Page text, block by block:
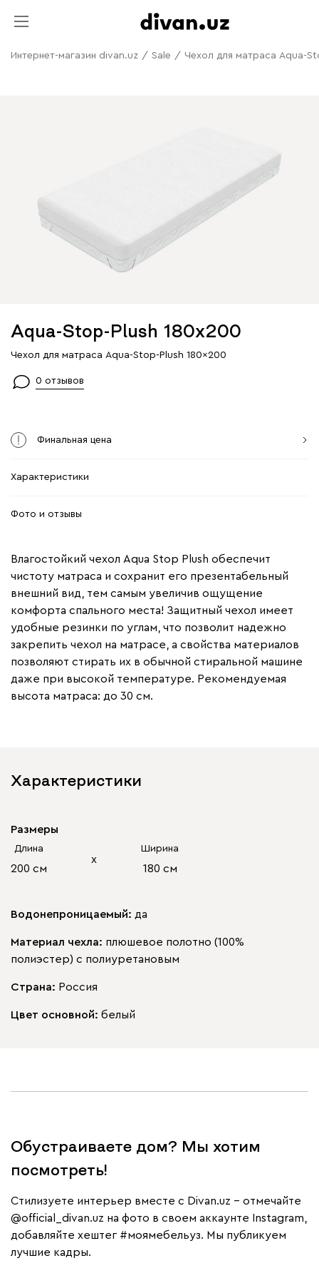
Интернет-магазин divan.uz / Sale / Чехол для матраса Aqua-
Aqua-Stop-Plush 180x200
Чехол для матраса Aqua-Stop-Plush 180x200
0 отзывов
Финальная цена
Характеристики
Фото и отзывы
Влагостойкий чехол Aqua Stop Plush обеспечит
чистоту матраса и сохранит его презентабельный
внешний вид, тем самым увеличив ощущение
комфорта спального места! Защитный чехол имеет
удобные резинки по углам, что позволит надежно
закрепить чехол на матрасе, а свойства материалов
позволяют стирать их в обычной стиральной машине
даже при высокой температуре. Рекомендуемая
высота матраса: до 30 см.
Характеристики
Размеры
Длина
200 см
х
Ширина
180 см
Водонепроницаемый: да
Материал чехла: плюшевое полотно (100%
полиэстер) с полиуретановым
Страна: Россия
Цвет основной: белый
Обустраиваете дом? Мы хотим
посмотреть!
Cтилизуете интерьер вместе с Divan.uz – отмечайте
@official_divan.uz на фото в своем аккаунте Instagram,
добавляйте хештег #моямебельуз. Мы публикуем
лучшие кадры.